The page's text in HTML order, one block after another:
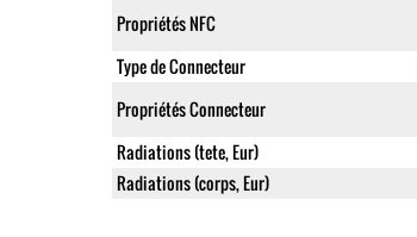
Propriétés NFC
Type de Connecteur
Propriétés Connecteur
Radiations (tete, Eur)
Radiations (corps, Eur)